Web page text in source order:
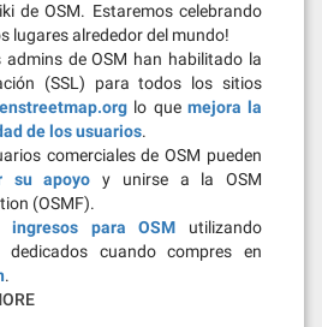
de OSM. Estaremos celebrando
lugares alrededor del mundo!
admins de OSM han habilitado la
(SSL) para todos los sitios
lo que mejora la
de los usuarios.
comerciales de OSM pueden
su apoyo y unirse a la OSM
(OSMF).
ingresos para OSM utilizando
dedicados cuando compres en
.